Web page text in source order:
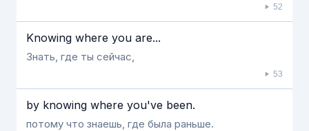
52
Knowing where you are...
Знать, где ты сейчас,
53
by knowing where you've been.
потому что знаешь, где была раньше.